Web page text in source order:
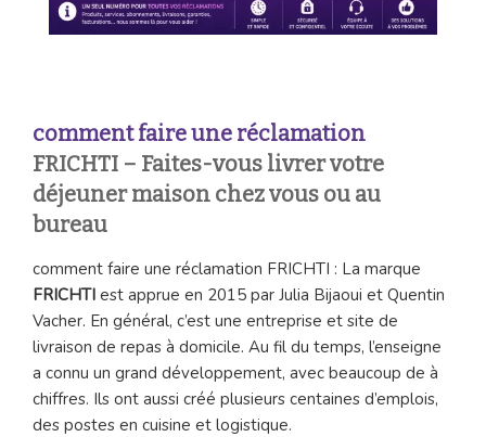
comment faire une réclamation
FRICHTI – Faites-vous livrer votre
déjeuner maison chez vous ou au
bureau
comment faire une réclamation FRICHTI : La marque
FRICHTI est apprue en 2015 par Julia Bijaoui et Quentin
Vacher. En général, c’est une entreprise et site de
livraison de repas à domicile. Au fil du temps, l’enseigne
a connu un grand développement, avec beaucoup de à
chiffres. Ils ont aussi créé plusieurs centaines d’emplois,
des postes en cuisine et logistique.